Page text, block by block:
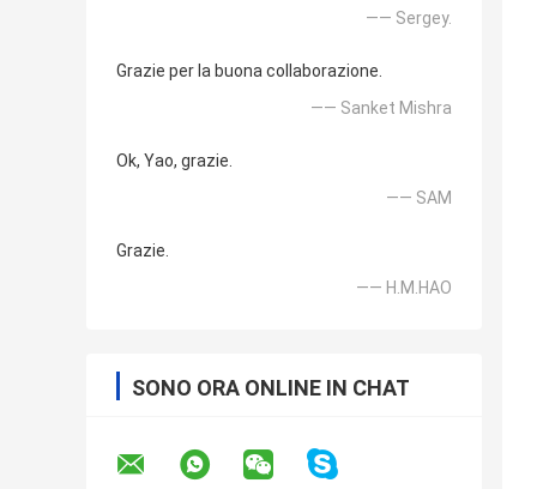
—— Sergey.
Grazie per la buona collaborazione.
—— Sanket Mishra
Ok, Yao, grazie.
—— SAM
Grazie.
—— H.M.HAO
SONO ORA ONLINE IN CHAT